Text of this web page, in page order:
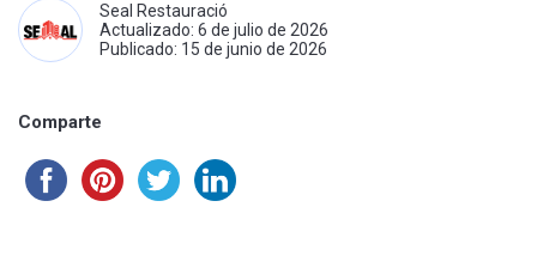
Seal Restauració
Actualizado: 6 de julio de 2026
Publicado: 15 de junio de 2026
Comparte